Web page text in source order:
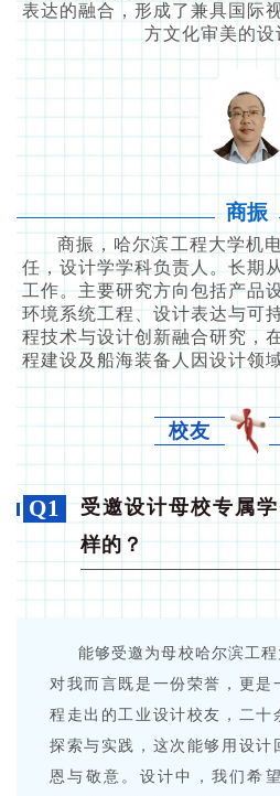
表达的融合，形成了兼具国际
方文化审美的设
商振
商振，哈尔滨工程大学机
任，设计学学科负责人。长期
工作。主要研究方向包括产
环境系统工程、设计表达与可
程技术与设计创新融合研究，
程建设及船海装备人因设计领
校友
Q1
受邀设计母校专属
样的？
能够受邀为母校哈尔滨工程
对我而言既是一份荣誉，更是
程走出的工业设计校友，二十
探索与实践，这次能够用设计
恩与敬意。设计中，我们希